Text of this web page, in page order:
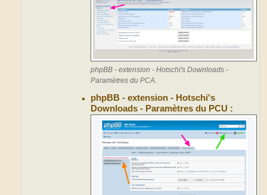
phpBB - extension - Hotschi's Downloads -
Paramètres du PCA.
phpBB - extension - Hotschi's
Downloads - Paramètres du PCU :